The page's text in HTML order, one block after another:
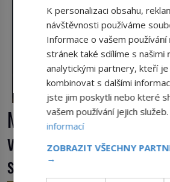
Mechanismus z
výzkumy odhalují další
starověkém počítači
K personalizaci obsahu,
návštěvnosti používáme
Informace o vašem používání
stránek také sdílíme s našimi
analytickými partnery, kteří
kombinovat s dalšími
jste jim poskytli nebo které
vašem používání jejich
informací
ZOBRAZIT VŠECHNY
→